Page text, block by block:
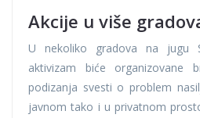
Akcije u više
U nekoliko gradova na jugu
aktivizam biće organizovane
podizanja svesti o problem
javnom tako i u privatnom